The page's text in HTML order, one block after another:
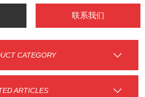
联系我们
CATEGORY
ARTICLES